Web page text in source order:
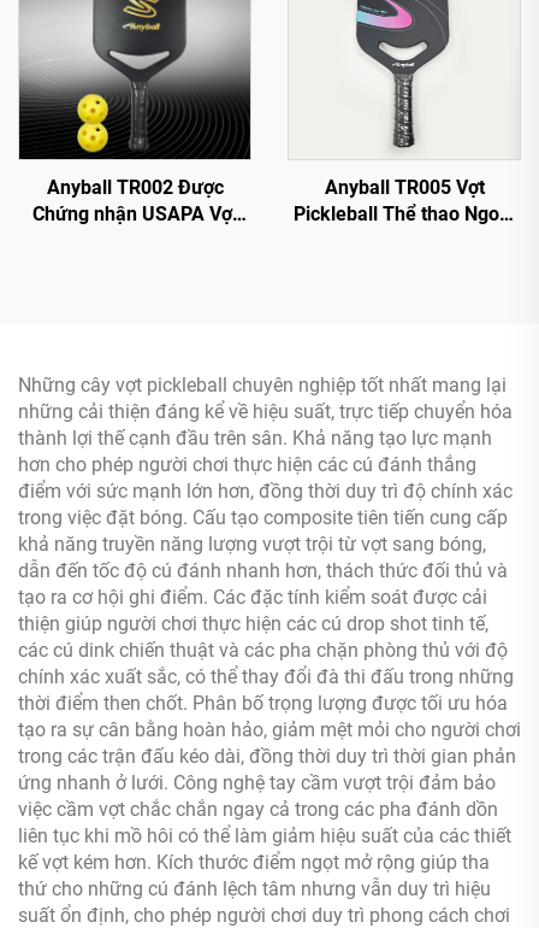
Anyball TR002 Được
Chứng nhận USAPA Vợt
Anyball TR005 Vợt
Pickleball Thể thao Ngoài
Những cây vợt pickleball chuyên nghiệp tốt nhất mang lại
những cải thiện đáng kể về hiệu suất, trực tiếp chuyển hóa
thành lợi thế cạnh đầu trên sân. Khả năng tạo lực mạnh
hơn cho phép người chơi thực hiện các cú đánh thắng
điểm với sức mạnh lớn hơn, đồng thời duy trì độ chính xác
trong việc đặt bóng. Cấu tạo composite tiên tiến cung cấp
khả năng truyền năng lượng vượt trội từ vợt sang bóng,
dẫn đến tốc độ cú đánh nhanh hơn, thách thức đối thủ và
tạo ra cơ hội ghi điểm. Các đặc tính kiểm soát được cải
thiện giúp người chơi thực hiện các cú drop shot tinh tế,
các cú dink chiến thuật và các pha chặn phòng thủ với độ
chính xác xuất sắc, có thể thay đổi đà thi đấu trong những
thời điểm then chốt. Phân bố trọng lượng được tối ưu hóa
tạo ra sự cân bằng hoàn hảo, giảm mệt mỏi cho người chơi
trong các trận đấu kéo dài, đồng thời duy trì thời gian phản
ứng nhanh ở lưới. Công nghệ tay cầm vượt trội đảm bảo
việc cầm vợt chắc chắn ngay cả trong các pha đánh dồn
liên tục khi mồ hôi có thể làm giảm hiệu suất của các thiết
kế vợt kém hơn. Kích thước điểm ngọt mở rộng giúp tha
thứ cho những cú đánh lệch tâm nhưng vẫn duy trì hiệu
suất ổn định, cho phép người chơi duy trì phong cách chơi